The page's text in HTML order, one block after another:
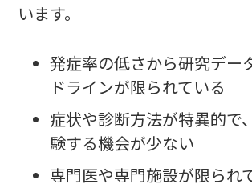
います。
発症率の低さから研究デー
ドラインが限られている
症状や診断方法が特異的で
験する機会が少ない
専門医や専門施設が限られ